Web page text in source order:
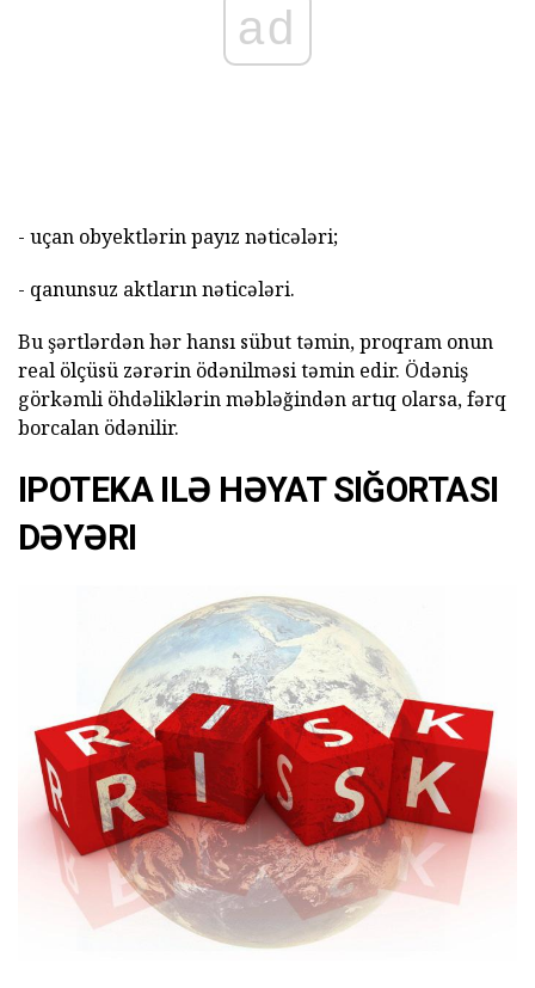
ad
- uçan obyektlərin payız nəticələri;
- qanunsuz aktların nəticələri.
Bu şərtlərdən hər hansı sübut təmin, proqram onun
real ölçüsü zərərin ödənilməsi təmin edir. Ödəniş
görkəmli öhdəliklərin məbləğindən artıq olarsa, fərq
borcalan ödənilir.
IPOTEKA ILƏ HƏYAT SIĞORTASI
DƏYƏRI